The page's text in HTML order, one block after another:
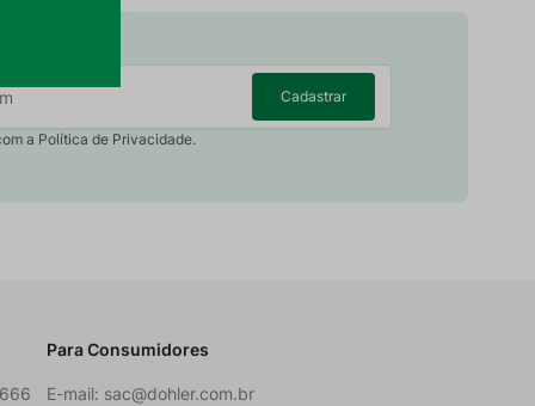
Cadastrar
a Política de Privacidade.
Para Consumidores
E-mail: sac@dohler.com.br